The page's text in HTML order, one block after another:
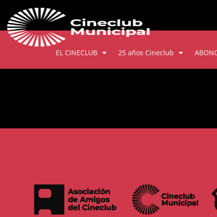
EL CINECLUB 25 años Cineclub